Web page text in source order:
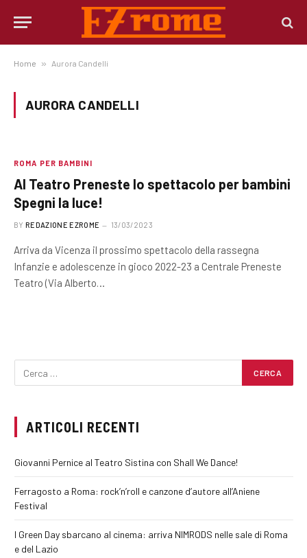
Home » Aurora Candelli
AURORA CANDELLI
ROMA PER BAMBINI
Al Teatro Preneste lo spettacolo per bambini
Spegni la luce!
BY REDAZIONE EZROME 13/03/2023
Arriva da Vicenza il prossimo spettacolo della rassegna
Infanzie e adolescenze in gioco 2022-23 a Centrale Preneste
Teatro (Via Alberto…
ARTICOLI RECENTI
Giovanni Pernice al Teatro Sistina con Shall We Dance!
Ferragosto a Roma: rock’n’roll e canzone d’autore all’Aniene
Festival
I Green Day sbarcano al cinema: arriva NIMRODS nelle sale di Roma
e del Lazio